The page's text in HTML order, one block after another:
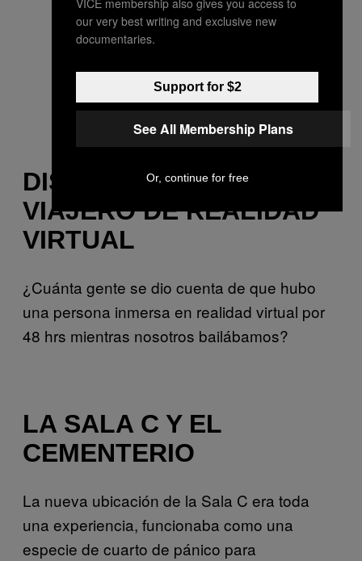
DISCONNECTED, EL
VIAJERO DE REALIDAD
VIRTUAL
¿Cuánta gente se dio cuenta de que hubo
una persona inmersa en realidad virtual por
48 hrs mientras nosotros bailábamos?
LA SALA C Y EL
CEMENTERIO
La nueva ubicación de la Sala C era toda
una experiencia, funcionaba como una
especie de cuarto de pánico para
our very best writing and exclusive new
documentaries.
Support for $2
See All Membership Plans
Or, continue for free